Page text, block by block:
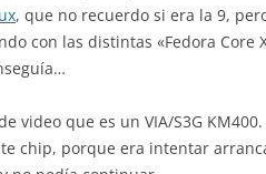
, que no recuerdo si era la 9,
con las distintas «Fedora Core
video que es un VIA/S3G
chip, porque era intentar